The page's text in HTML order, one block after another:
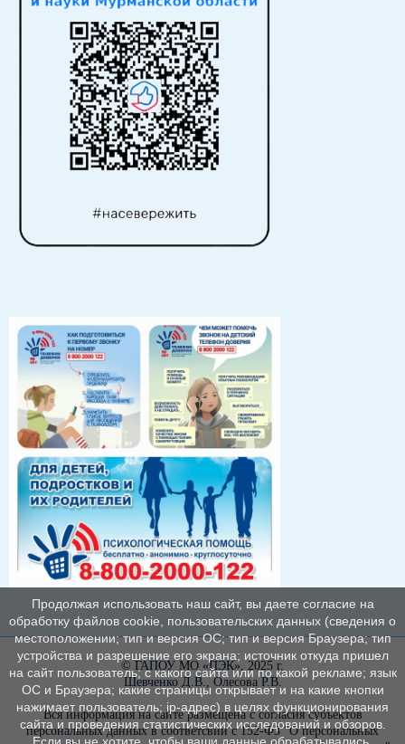
© ГАПОУ МО «ПЭК», 2025 г.
Шевченко Д.В., Олесова Р.В.
Вся информация на сайте размещена с согласия субъектов
персональных данных в соответсвии с 152-ФЗ "О персональных
Продолжая использовать наш сайт, вы даете согласие на
обработку файлов cookie, пользовательских данных (сведения о
местоположении; тип и версия ОС; тип и версия Браузера; тип
устройства и разрешение его экрана; источник откуда пришел
на сайт пользователь; с какого сайта или по какой рекламе; язык
ОС и Браузера; какие страницы открывает и на какие кнопки
нажимает пользователь; ip-адрес) в целях функционирования
сайта и проведения статистических исследований и обзоров.